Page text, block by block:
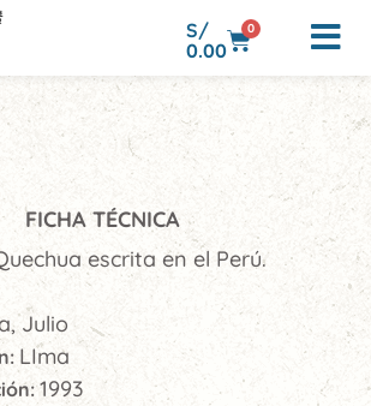
S/
0.00
0
FICHA TÉCNICA
escrita en el Perú.
Julio
LIma
1993